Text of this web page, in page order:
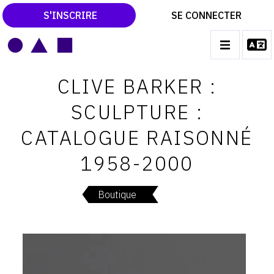
S'INSCRIRE SE CONNECTER
CATALOGUES RAISONNÉS
LES EXPOSITIONS
LES VERNISSAGES
ARCHIVES DES EXPOSITIONS
ACTUALITÉS DU MONDE DE L'ART
CLIVE BARKER :
SCULPTURE :
CATALOGUE RAISONNÉ
1958-2000
Boutique